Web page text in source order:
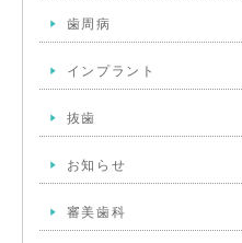
歯周病
インプラント
抜歯
お知らせ
審美歯科